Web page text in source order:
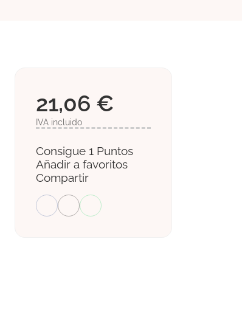
21,06 €
IVA incluido
Consigue 1 Puntos
Añadir a favoritos
Compartir